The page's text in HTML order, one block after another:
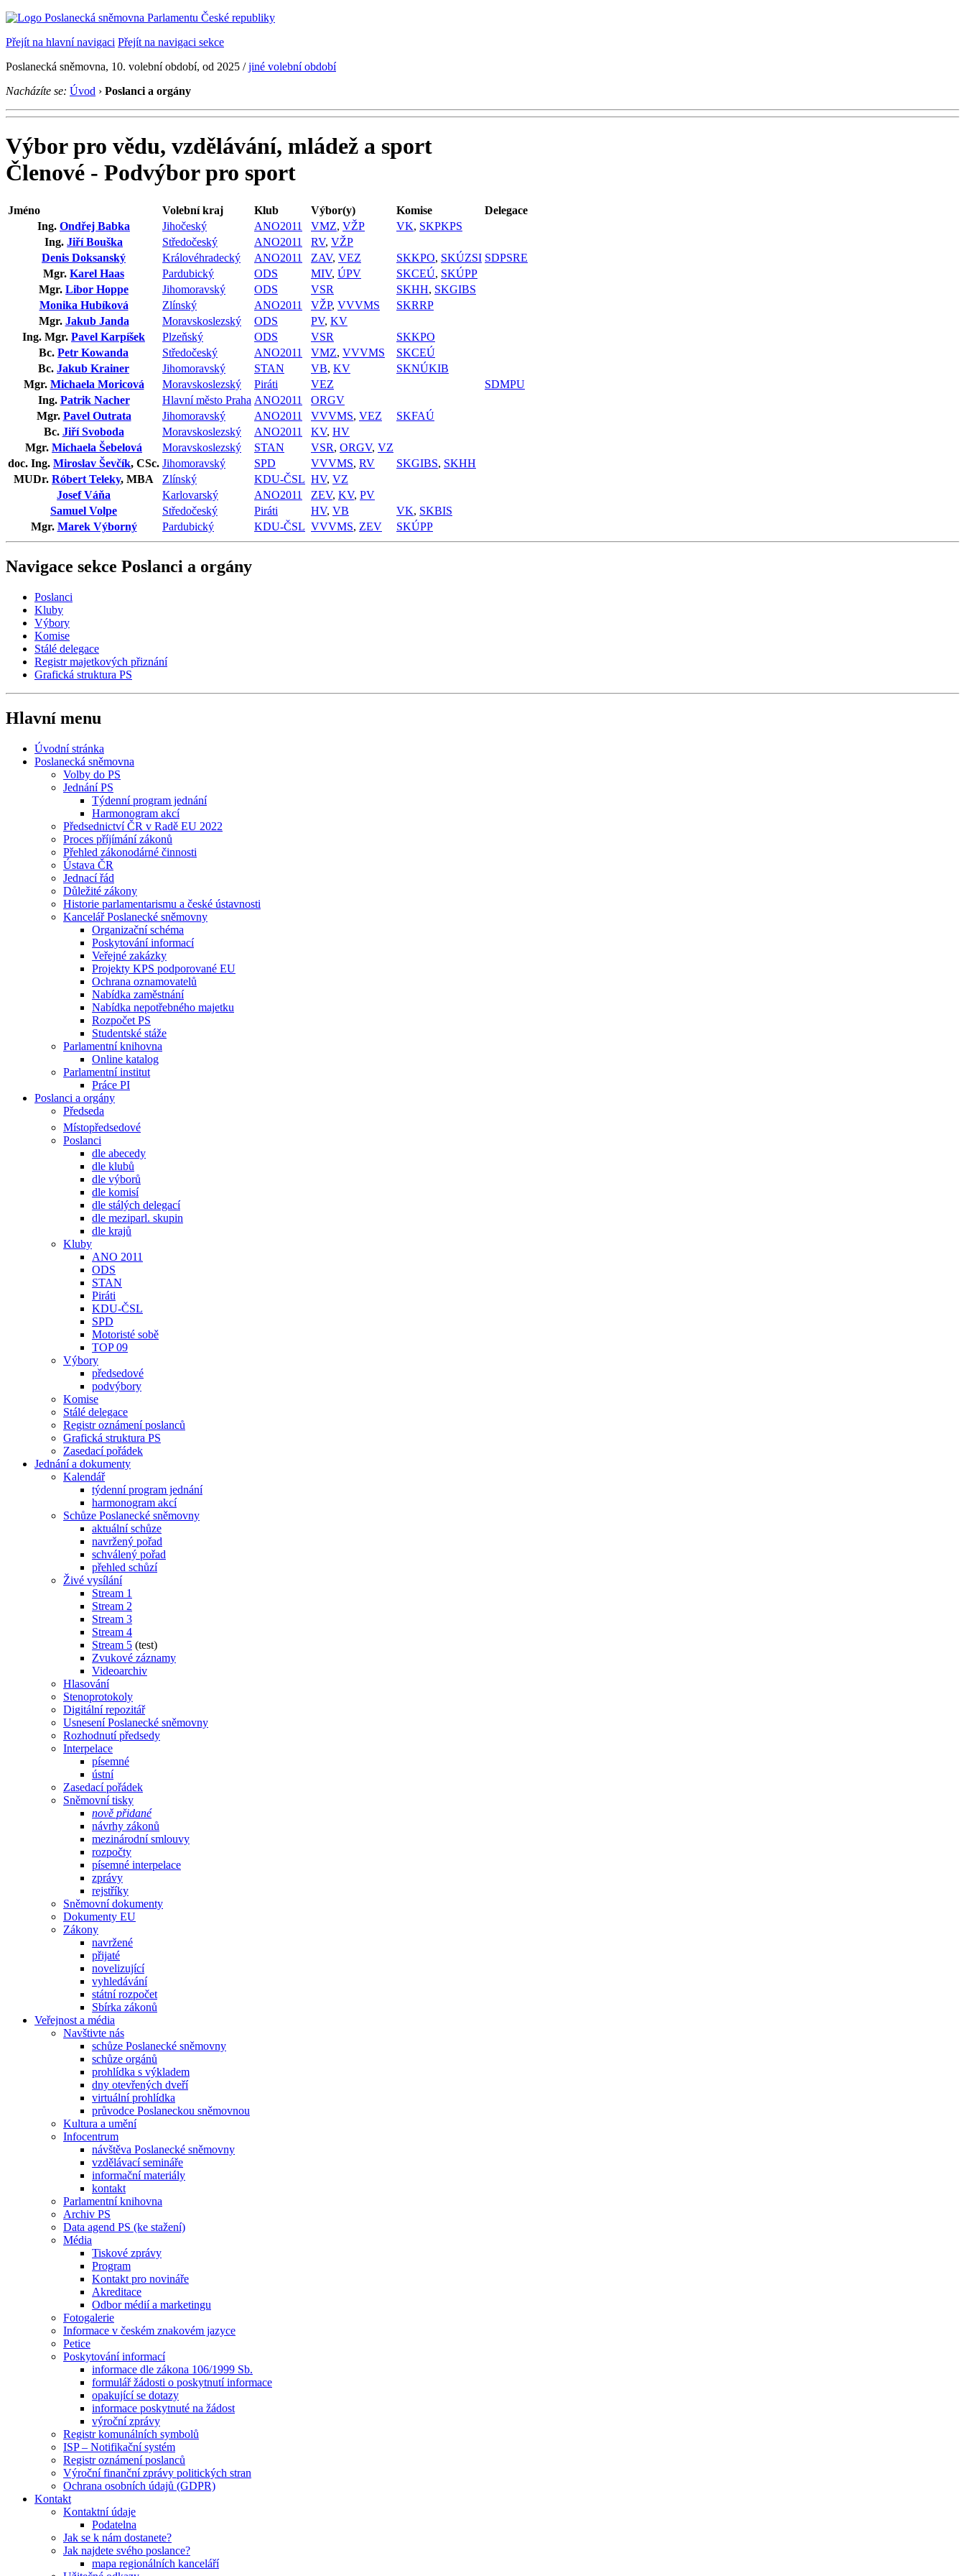
Přejít na hlavní navigaci Přejít na navigaci sekce
Poslanecká sněmovna, 10. volební období, od 2025 /jiné volební období
Nacházíte se: Úvod › Poslanci a orgány
Výbor pro vědu, vzdělávání, mládež a sport
Členové - Podvýbor pro sport
Jméno Volební kraj Klub Výbor(y) Komise
Delegace
Ing. Ondřej Babka Jihočeský ANO2011 VMZ, VŽP VK, SKPKPS
Ing. Jiří Bouška Středočeský ANO2011 RV, VŽP
Denis Doksanský
Královéhradecký ANO2011 ZAV, VEZ SKKPO, SKÚZSI SDPSRE
Mgr. Karel Haas Pardubický ODS MIV, ÚPV SKCEÚ, SKÚPP
Mgr. Libor Hoppe Jihomoravský ODS VSR SKHH, SKGIBS
Monika Hubíková
Zlínský ANO2011 VŽP, VVVMS
SKRRP
Mgr. Jakub Janda Moravskoslezský ODS PV, KV
Ing. Mgr. Pavel Karpíšek Plzeňský ODS VSR
SKKPO
Bc. Petr Kowanda Středočeský ANO2011 VMZ, VVVMS
SKCEÚ
Bc. Jakub Krainer Jihomoravský STAN VB, KV
SKNÚKIB
Mgr. Michaela Moricová Moravskoslezský Piráti VEZ
SDMPU
Ing. Patrik Nacher Hlavní město Praha ANO2011
ORGV
Mgr. Pavel Outrata Jihomoravský ANO2011 VVVMS, VEZ
SKFAÚ
Bc. Jiří Svoboda Moravskoslezský ANO2011 KV, HV
Mgr. Michaela Šebelová Moravskoslezský STAN VSR, ORGV, VZ
doc. Ing. Miroslav Ševčík, CSc. Jihomoravský SPD VVVMS, RV SKGIBS, SKHH
MUDr. Róbert Teleky, MBA Zlínský KDU-ČSL HV, VZ
Josef Váňa
Karlovarský ANO2011 ZEV, KV, PV
Samuel Volpe
Středočeský Piráti HV, VB VK, SKBIS
Mgr. Marek Výborný Pardubický KDU-ČSL VVVMS, ZEV SKÚPP
Navigace sekce Poslanci a orgány
Poslanci
Kluby
Výbory
Komise
Stálé delegace
Registr majetkových přiznání
Grafická struktura PS
Hlavní menu
Úvodní stránka
Poslanecká sněmovna
Volby do PS
Jednání PS
Týdenní program jednání
Harmonogram akcí
Předsednictví ČR v Radě EU 2022
Proces příjímání zákonů
Přehled zákonodárné činnosti
Ústava ČR
Jednací řád
Důležité zákony
Historie parlamentarismu a české ústavnosti
Kancelář Poslanecké sněmovny
Organizační schéma
Poskytování informací
Veřejné zakázky
Projekty KPS podporované EU
Ochrana oznamovatelů
Nabídka zaměstnání
Nabídka nepotřebného majetku
Rozpočet PS
Studentské stáže
Parlamentní knihovna
Online katalog
Parlamentní institut
Práce PI
Poslanci a orgány
Předseda
Místopředsedové
Poslanci
dle abecedy
dle klubů
dle výborů
dle komisí
dle stálých delegací
dle meziparl. skupin
dle krajů
Kluby
ANO 2011
ODS
STAN
Piráti
KDU-ČSL
SPD
Motoristé sobě
TOP 09
Výbory
předsedové
podvýbory
Komise
Stálé delegace
Registr oznámení poslanců
Grafická struktura PS
Zasedací pořádek
Jednání a dokumenty
Kalendář
týdenní program jednání
harmonogram akcí
Schůze Poslanecké sněmovny
aktuální schůze
navržený pořad
schválený pořad
přehled schůzí
Živé vysílání
Stream 1
Stream 2
Stream 3
Stream 4
Stream 5 (test)
Zvukové záznamy
Videoarchiv
Hlasování
Stenoprotokoly
Digitální repozitář
Usnesení Poslanecké sněmovny
Rozhodnutí předsedy
Interpelace
písemné
ústní
Zasedací pořádek
Sněmovní tisky
nově přidané
návrhy zákonů
mezinárodní smlouvy
rozpočty
písemné interpelace
zprávy
rejstříky
Sněmovní dokumenty
Dokumenty EU
Zákony
navržené
přijaté
novelizující
vyhledávání
státní rozpočet
Sbírka zákonů
Veřejnost a média
Navštivte nás
schůze Poslanecké sněmovny
schůze orgánů
prohlídka s výkladem
dny otevřených dveří
virtuální prohlídka
průvodce Poslaneckou sněmovnou
Kultura a umění
Infocentrum
návštěva Poslanecké sněmovny
vzdělávací semináře
informační materiály
kontakt
Parlamentní knihovna
Archiv PS
Data agend PS (ke stažení)
Média
Tiskové zprávy
Program
Kontakt pro novináře
Akreditace
Odbor médií a marketingu
Fotogalerie
Informace v českém znakovém jazyce
Petice
Poskytování informací
informace dle zákona 106/1999 Sb.
formulář žádosti o poskytnutí informace
opakující se dotazy
informace poskytnuté na žádost
výroční zprávy
Registr komunálních symbolů
ISP – Notifikační systém
Registr oznámení poslanců
Výroční finanční zprávy politických stran
Ochrana osobních údajů (GDPR)
Kontakt
Kontaktní údaje
Podatelna
Jak se k nám dostanete?
Jak najdete svého poslance?
mapa regionálních kanceláří